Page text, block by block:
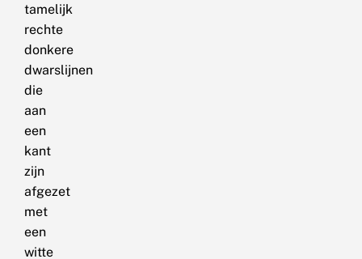
tamelijk
rechte
donkere
dwarslijnen
die
aan
een
kant
zijn
afgezet
met
een
witte